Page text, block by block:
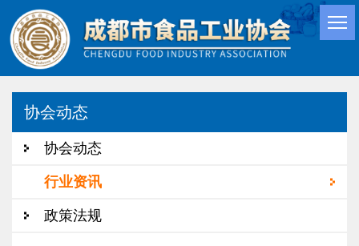
协会动态
协会动态
行业资讯
政策法规